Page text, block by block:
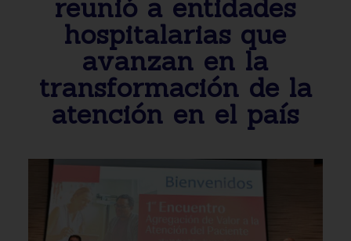
reunió a entidades
hospitalarias que
avanzan en la
transformación de la
atención en el país